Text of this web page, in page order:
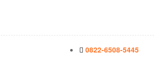
0822-6508-5445